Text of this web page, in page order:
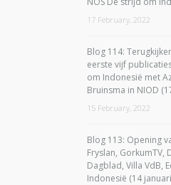
17 February, 2022
Blog 114:
eerste vijf
om Indonesië met
Bruinsma in NIOD
15 February, 2022
Blog 113: Opening
Fryslan, GorkumTV,
Dagblad, Villa VdB,
Indonesië (14